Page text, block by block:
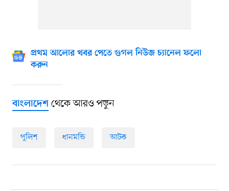
প্রথম আলোর খবর পেতে গুগল নিউজ চ্যানেল ফলো
করুন
বাংলাদেশথেকে আরও পড়ুন
পুলিশ ধানমন্ডি আটক